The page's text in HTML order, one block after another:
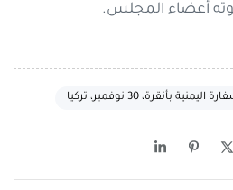
أعضاء المجلس.
بأنقرة، 30 نوفمبر، تركيا